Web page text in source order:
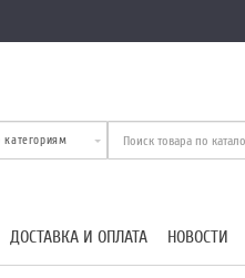
ДОСТАВКА И ОПЛАТА НОВОСТИ